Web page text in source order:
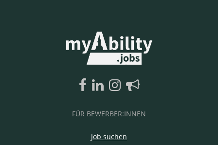
FÜR BEWERBER:INNEN
Job suchen